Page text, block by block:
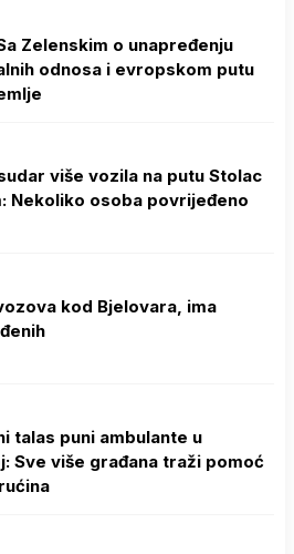
Zelenskim o unapređenju
odnosa i evropskom putu
više vozila na putu Stolac
Nekoliko osoba povrijeđeno
kod Bjelovara, ima
talas puni ambulante u
Sve više građana traži pomoć